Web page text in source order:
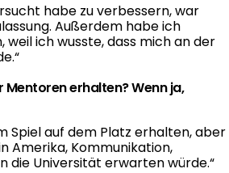
habe zu verbessern, war
Außerdem habe ich
ich wusste, dass mich an der
“
erhalten? Wenn ja,
Spiel auf dem Platz erhalten, aber
Amerika, Kommunikation,
die Universität erwarten würde.“